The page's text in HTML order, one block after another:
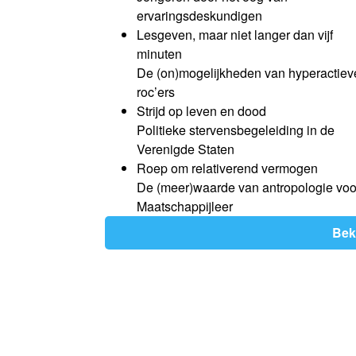
ervaringsdeskundigen
Lesgeven, maar niet langer dan vijf
minuten
De (on)mogelijkheden van
roc’ers
Strijd op leven en dood
Politieke stervensbegeleiding in de
Verenigde Staten
Roep om relativerend vermogen
De (meer)waarde van antropologie
Maatschappijleer